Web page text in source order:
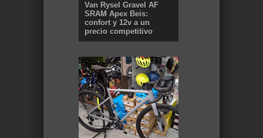
Van Rysel Gravel AF
SRAM Apex Beis:
confort y 12v a un
precio competitivo